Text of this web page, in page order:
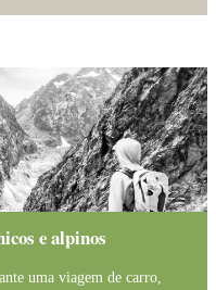
e alpinos
uma viagem de carro,